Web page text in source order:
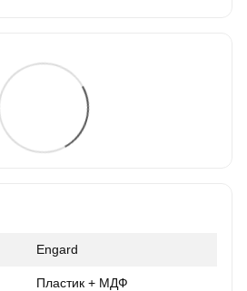
Engard
Пластик + МДФ